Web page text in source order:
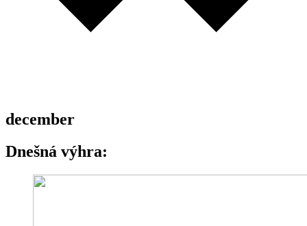
december
Dnešná výhra: